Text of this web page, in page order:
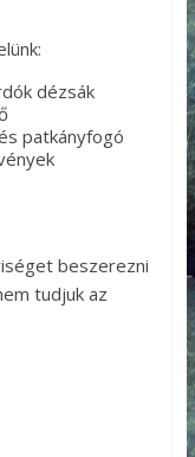
dézsák
patkányfogó
beszerezni
tudjuk az